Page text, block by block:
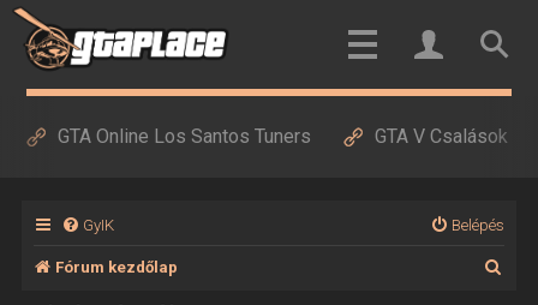
GTA Online Los Santos Tuners GTA V Csalások
GyIK Belépés
Fórum kezdőlap